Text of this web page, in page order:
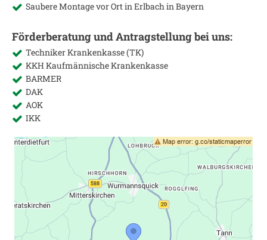
Saubere Montage vor Ort inErlbach in Bayern
Förderberatung und Antragstellung bei uns:
Techniker Krankenkasse (TK)
KKH Kaufmännische Krankenkasse
BARMER
DAK
AOK
IKK